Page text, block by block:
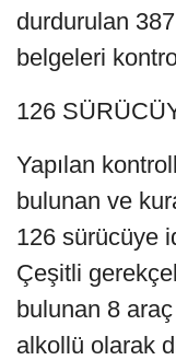
durdurulan
belgeleri
126
Yapılan
bulunan ve
126 sürücüye
Çeşitli
bulunan 8
alkollü olarak